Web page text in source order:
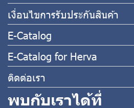
เงื่อนไขการรับประกันสินค้า
E-Catalog
E-Catalog for Herva
ติดต่อเรา
พบกับเราได้ที่